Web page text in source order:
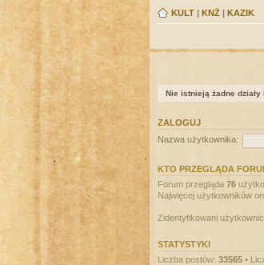
KULT | KNŻ | KAZIK
Nie istnieją żadne
ZALOGUJ
Nazwa użytkownika:
KTO PRZEGLĄDA
Forum przegląda 76
Najwięcej użytkowników
Zidentyfikowani
STATYSTYKI
Liczba postów: 33565 •